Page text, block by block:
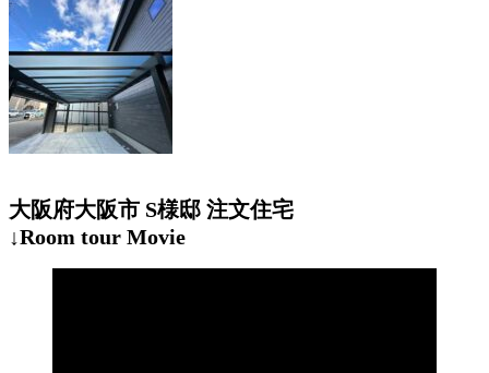
大阪府大阪市 S様邸 注文住宅
↓Room tour Movie